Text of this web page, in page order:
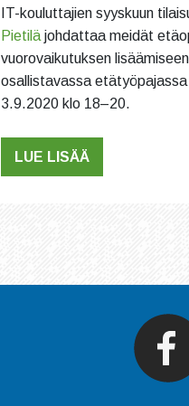
IT-kouluttajien syyskuun
Pietilä johdattaa meidät
vuorovaikutuksen
osallistavassa
3.9.2020 klo 18–20.
LUE LISÄÄ